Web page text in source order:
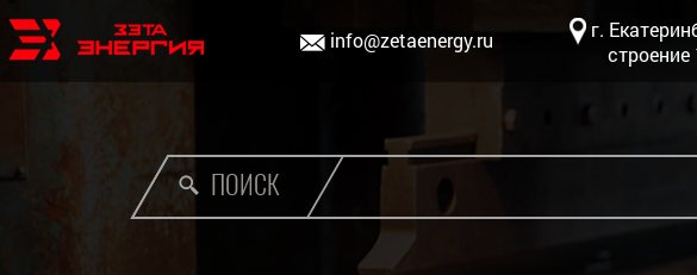
info@zetaenergy.ru
г.
ПОИСК